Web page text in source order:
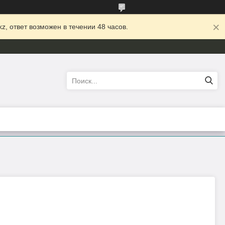
ответ возможен в течении 48 часов.